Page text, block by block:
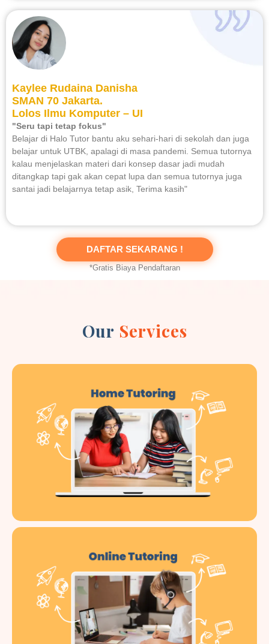
Kaylee Rudaina Danisha
SMAN 70 Jakarta.
Lolos Ilmu Komputer – UI
"Seru tapi tetap fokus"
Belajar di Halo Tutor bantu aku sehari-hari di sekolah dan juga
belajar untuk UTBK, apalagi di masa pandemi. Semua tutornya
kalau menjelaskan materi dari konsep dasar jadi mudah
ditangkap tapi gak akan cepat lupa dan semua tutornya juga
santai jadi belajarnya tetap asik, Terima kasih"
DAFTAR SEKARANG !
*Gratis Biaya Pendaftaran
Our Services